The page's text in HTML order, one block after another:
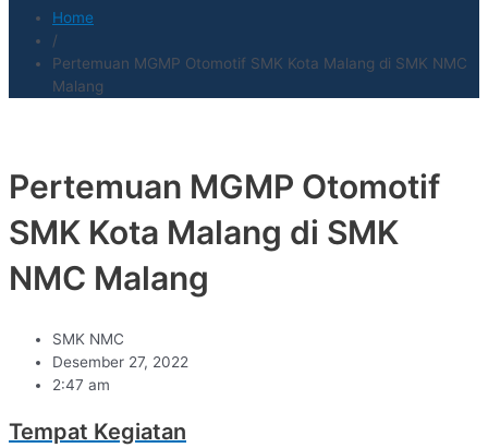
Home
/
Pertemuan MGMP Otomotif SMK Kota Malang di SMK NMC
Malang
Pertemuan MGMP Otomotif
SMK Kota Malang di SMK
NMC Malang
SMK NMC
Desember 27, 2022
2:47 am
Tempat Kegiatan